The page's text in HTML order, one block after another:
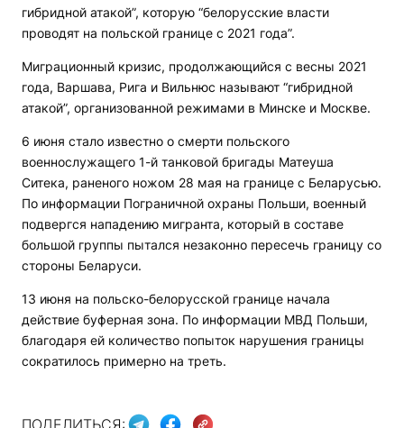
гибридной атакой”, которую “белорусские власти
проводят на польской границе с 2021 года”.
Миграционный кризис, продолжающийся с весны 2021
года, Варшава, Рига и Вильнюс называют “гибридной
атакой”, организованной режимами в Минске и Москве.
6 июня стало известно о смерти польского
военнослужащего 1-й танковой бригады Матеуша
Ситека, раненого ножом 28 мая на границе с Беларусью.
По информации Пограничной охраны Польши, военный
подвергся нападению мигранта, который в составе
большой группы пытался незаконно пересечь границу со
стороны Беларуси.
13 июня на польско-белорусской границе начала
действие буферная зона. По информации МВД Польши,
благодаря ей количество попыток нарушения границы
сократилось примерно на треть.